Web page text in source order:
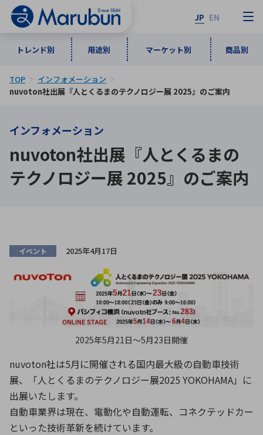
JP EN
トレンド別 用途別 マーケット別 商品別
トレンド別
インダストリアルDXソリューション
5G・Local 5G
ロボティクス（AI）
データセンタ・クラウド
ミリ波レーダー
ブログ｜ここから始まる最新技術
用途別
通信・ネットワーク
監視・セキュリティ
品質管理・検査
接着・接合
製品製造・加工
レーダ・衛星通信
マーケット別
自動車 産業
商品別
半導体・電子部品 ソフトウェア
ICTソリューション
特定用途向け・その他
メーカ一覧
50音順
あ行 か行 さ行
た行
な行
は行 ま行
や行
アルファベット順
A B C
D
F G
J K
N O
Q
R S
T
U
V W
X
Y
Z
TOP
インフォメーション
nuvoton社出展『人とくるまのテクノロジー展 2025』のご案内
インフォメーション
nuvoton社出展『人とくるまの
テクノロジー展 2025』のご案内
イベント 2025年4月17日
2025年5月21日〜5月23日開催
nuvoton社は5月に開催される国内最大級の自動車技術
展、「人とくるまのテクノロジー展2025 YOKOHAMA」に
出展いたします。
自動車業界は現在、電動化や自動運転、コネクテッドカー
といった技術革新を続けています。